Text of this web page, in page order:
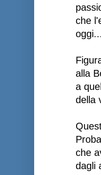
che
oggi...
alla
a
della
che
dagli